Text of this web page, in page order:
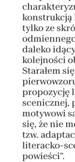
konstrukcją
tylko ze
daleko
kolejności
Starałem
propozycję
scenicznej,
motywowi
się, że nie
tzw.
literacko-
powieści”.